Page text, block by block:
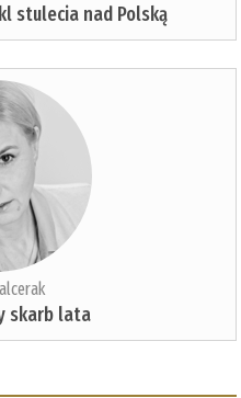
stulecia nad Polską
skarb lata